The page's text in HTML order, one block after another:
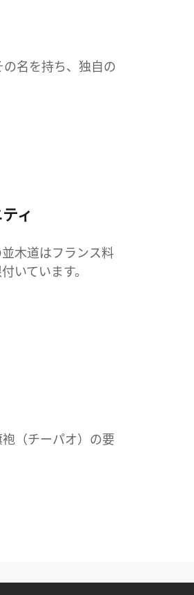
名を持ち、独自の
ィ
木道はフランス料
いています。
（チーパオ）の要